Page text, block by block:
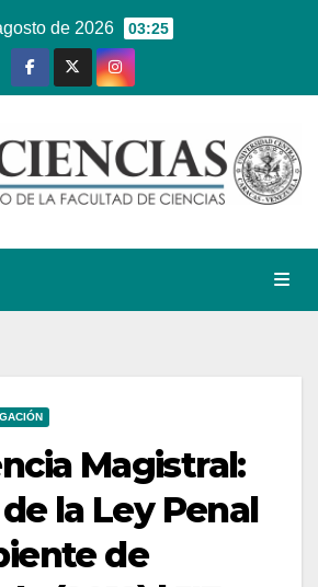
de 2026 03:25
Magistral:
la Ley Penal
de